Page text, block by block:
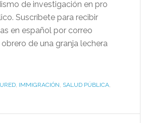
de investigación en pro
Suscríbete para recibir
en español por correo
de una granja lechera
, IMMIGRACIÓN, SALUD PÚBLICA,